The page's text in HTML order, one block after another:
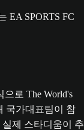
로 The World's
국가대표팀이 참
제 스타디움이 추